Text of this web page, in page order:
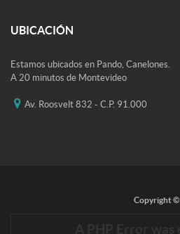
UBICACIÓN
Estamos ubicados en Pando, Canelones.
A 20 minutos de Montevideo
Av. Roosvelt 832 - C.P. 91.000
Copyright ©